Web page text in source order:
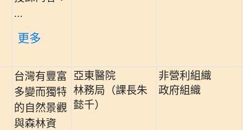
...
更多
台灣有豐富
多變而獨特
的自然景觀
與森林資
亞東醫院
林務局（課長朱
懿千）
非營利組織
政府組織